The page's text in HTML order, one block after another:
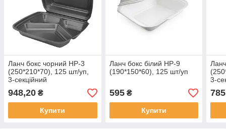
Ланч бокс чорний НР-3
(250*210*70), 125 шт/уп,
3-секційний
948,20 ₴
Купити
Ланч бокс білий НР-9
(190*150*60), 125 шт/уп
595₴
Купити
3-